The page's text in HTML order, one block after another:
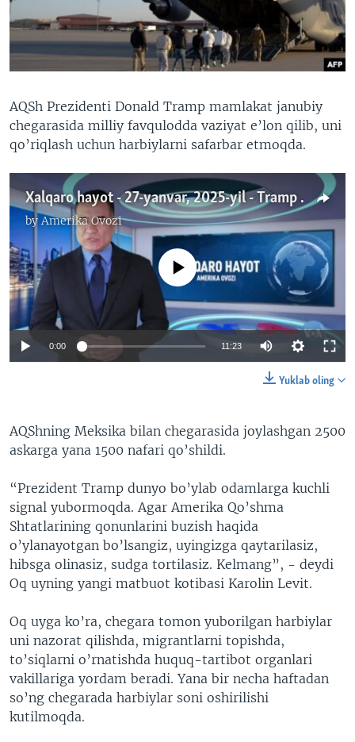
VIDEO
XABARLAR SURATLARDA
ODNOKLASSNIKI
TELEGRAM
TWITTER
SOUNDCLOUD
VOA
AQSh Prezidenti Donald Tramp mamlakat janubiy
chegarasida milliy favqulodda vaziyat e’lon qilib, uni
qo’riqlash uchun harbiylarni safarbar etmoqda.
Xalqaro hayot - 27-yanvar, 2025-yil - Tramp g’azoliklarni arab davlatlariga ko’chirmoqchi
by Amerika Ovozi
Auto 240p 360p 480p
No media source currently available
0:00 11:23
480p
1080p
Yuklab oling
AQShning Meksika bilan chegarasida joylashgan 2500
askarga yana 1500 nafari qo’shildi.
“Prezident Tramp dunyo bo’ylab odamlarga kuchli
signal yubormoqda. Agar Amerika Qo’shma
Shtatlarining qonunlarini buzish haqida
o’ylanayotgan bo’lsangiz, uyingizga qaytarilasiz,
hibsga olinasiz, sudga tortilasiz. Kelmang”, - deydi
Oq uyning yangi matbuot kotibasi Karolin Levit.
Oq uyga ko’ra, chegara tomon yuborilgan harbiylar
uni nazorat qilishda, migrantlarni topishda,
to’siqlarni o’rnatishda huquq-tartibot organlari
vakillariga yordam beradi. Yana bir necha haftadan
so’ng chegarada harbiylar soni oshirilishi
kutilmoqda.